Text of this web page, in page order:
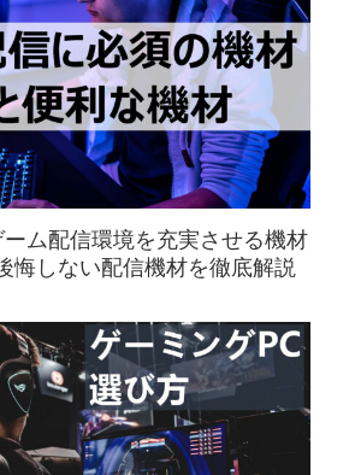
ーム配信環境を充実させる機材
悔しない配信機材を徹底解説